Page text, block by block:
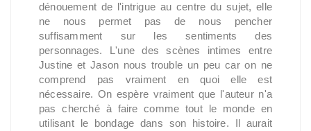
dénouement de l'intrigue au centre du sujet, elle
ne nous permet pas de nous pencher
suffisamment sur les sentiments des
personnages. L'une des scènes intimes entre
Justine et Jason nous trouble un peu car on ne
comprend pas vraiment en quoi elle est
nécessaire. On espère vraiment que l'auteur n'a
pas cherché à faire comme tout le monde en
utilisant le bondage dans son histoire. Il aurait